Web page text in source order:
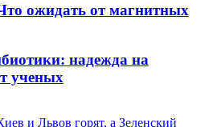
ожидать от магнитных
надежда на
ученых
и Львов горят, а Зеленский